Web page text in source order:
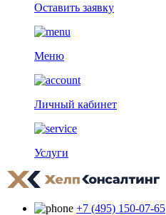
Оставить заявку
Меню
Личный кабинет
Услуги
+7 (495) 150-07-65